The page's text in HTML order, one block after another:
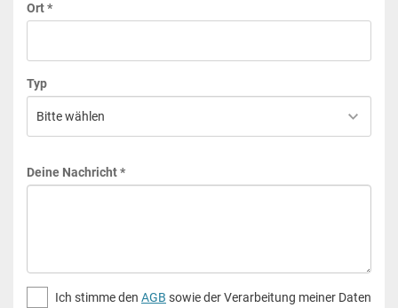
Ort *
Typ
Deine Nachricht *
Ich stimme den AGB sowie der Verarbeitung meiner Daten